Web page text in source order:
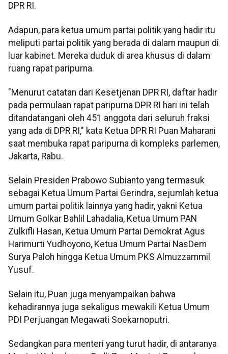
DPR RI.
Adapun, para ketua umum partai politik yang hadir itu
meliputi partai politik yang berada di dalam maupun di
luar kabinet. Mereka duduk di area khusus di dalam
ruang rapat paripurna.
"Menurut catatan dari Kesetjenan DPR RI, daftar hadir
pada permulaan rapat paripurna DPR RI hari ini telah
ditandatangani oleh 451 anggota dari seluruh fraksi
yang ada di DPR RI," kata Ketua DPR RI Puan Maharani
saat membuka rapat paripurna di kompleks parlemen,
Jakarta, Rabu.
Selain Presiden Prabowo Subianto yang termasuk
sebagai Ketua Umum Partai Gerindra, sejumlah ketua
umum partai politik lainnya yang hadir, yakni Ketua
Umum Golkar Bahlil Lahadalia, Ketua Umum PAN
Zulkifli Hasan, Ketua Umum Partai Demokrat Agus
Harimurti Yudhoyono, Ketua Umum Partai NasDem
Surya Paloh hingga Ketua Umum PKS Almuzzammil
Yusuf.
Selain itu, Puan juga menyampaikan bahwa
kehadirannya juga sekaligus mewakili Ketua Umum
PDI Perjuangan Megawati Soekarnoputri.
Sedangkan para menteri yang turut hadir, di antaranya